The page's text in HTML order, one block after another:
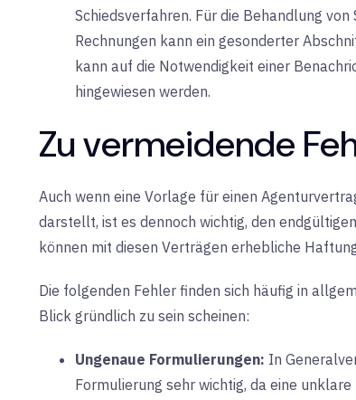
Schiedsverfahren. Für die Behandlung
Rechnungen kann ein gesonderter
kann auf die Notwendigkeit einer
hingewiesen werden.
Zu vermeidende
Auch wenn eine Vorlage für einen
darstellt, ist es dennoch wichtig, den
können mit diesen Verträgen erhebliche
Die folgenden Fehler finden sich häufig in
Blick gründlich zu sein scheinen:
Ungenaue Formulierungen: In
Formulierung sehr wichtig, da eine